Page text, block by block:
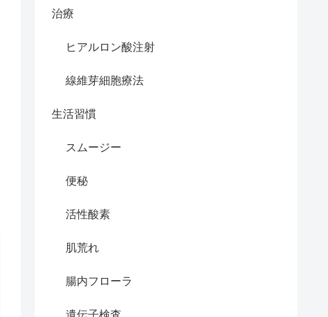
治療
ヒアルロン酸注射
線維芽細胞療法
生活習慣
スムージー
便秘
活性酸素
肌荒れ
腸内フローラ